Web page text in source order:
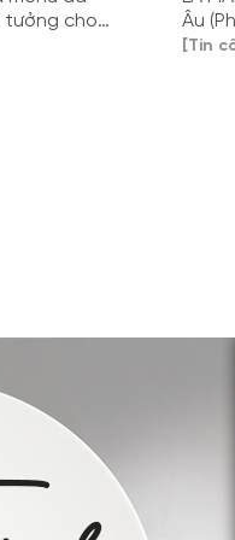
tưởng cho
Đến với
Âu
[Tin